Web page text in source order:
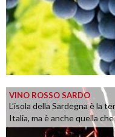
VINO ROSSO SARDO
L’isola della Sardegna è la
Italia, ma è anche quella